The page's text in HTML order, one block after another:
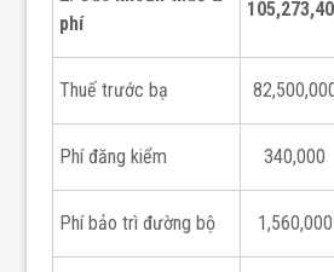
phí
Thuế trước bạ
Phí đăng kiểm 340,000
Phí bảo trì đường bộ 1,560,000